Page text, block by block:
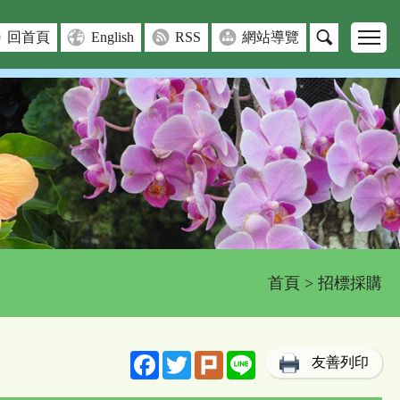
回首頁 English RSS 網站導覽
首頁 > 招標採購
FacebookTwitterPlurk Line 友善列印